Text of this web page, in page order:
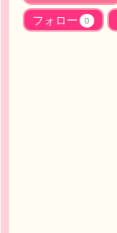
フォロー 0